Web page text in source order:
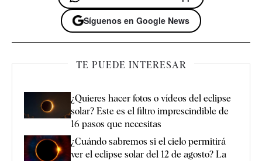
Síguenos en Google News
TE PUEDE INTERESAR
¿Quieres hacer fotos o vídeos del eclipse
solar? Este es el filtro imprescindible de
16 pasos que necesitas
¿Cuándo sabremos si el cielo permitirá
ver el eclipse solar del 12 de agosto? La